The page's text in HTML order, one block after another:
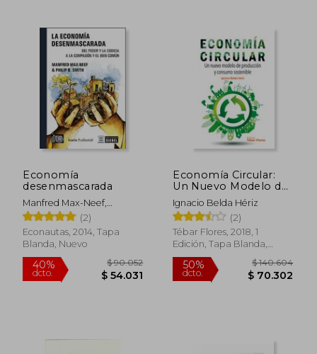
dcto.
Economía
desenmascarada
Manfred Max-Neef,
Antonio Elizalde, Martín
Hopenhayn
(2)
Econautas, 2014, Tapa
Blanda, Nuevo
Economía Circular:
Un Nuevo Modelo de
Producción y
Consumo Sostenible
Ignacio Belda Hériz
(2)
Tébar Flores, 2018, 1
Edición, Tapa Blanda,
Nuevo